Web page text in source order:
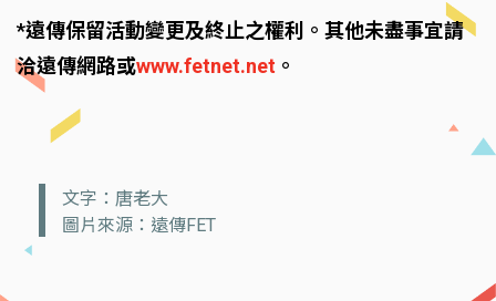
*遠傳保留活動變更及終止之權利。其他未盡事宜請
洽遠傳網路或www.fetnet.net 。
文字：唐老大
圖片來源：遠傳FET